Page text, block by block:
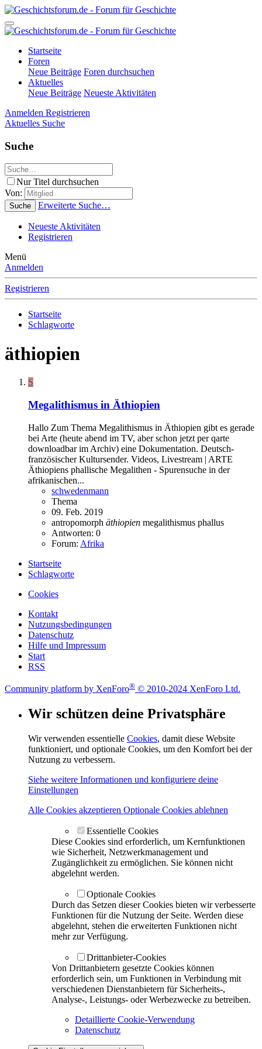
Startseite
Foren
Neue Beiträge Foren durchsuchen
Aktuelles
Neue Beiträge Neueste Aktivitäten
Anmelden Registrieren
Aktuelles Suche
Suche
Nur Titel durchsuchen
Von:
Suche Erweiterte Suche…
Neueste Aktivitäten
Registrieren
Menü
Anmelden
Registrieren
Startseite
Schlagworte
äthiopien
S
Megalithismus in Äthiopien
Hallo Zum Thema Megalithismus in Äthiopien gibt es gerade
bei Arte (heute abend im TV, aber schon jetzt per qarte
downloadbar im Archiv) eine Dokumentation. Deutsch-
französischer Kultursender. Videos, Livestream | ARTE
Äthiopiens phallische Megalithen - Spurensuche in der
afrikanischen...
schwedenmann
Thema
09. Feb. 2019
antropomorph äthiopien megalithismus phallus
Antworten: 0
Forum: Afrika
Startseite
Schlagworte
Cookies
Kontakt
Nutzungsbedingungen
Datenschutz
Hilfe und Impressum
Start
RSS
Community platform by XenForo® © 2010-2024 XenForo Ltd.
Wir schützen deine Privatsphäre
Wir verwenden essentielle Cookies, damit diese Website
funktioniert, und optionale Cookies, um den Komfort bei der
Nutzung zu verbessern.
Siehe weitere Informationen und konfiguriere deine
Einstellungen
Alle Cookies akzeptieren Optionale Cookies ablehnen
Essentielle Cookies
Diese Cookies sind erforderlich, um Kernfunktionen
wie Sicherheit, Netzwerkmanagement und
Zugänglichkeit zu ermöglichen. Sie können nicht
abgelehnt werden.
Optionale Cookies
Durch das Setzen dieser Cookies bieten wir verbesserte
Funktionen für die Nutzung der Seite. Werden diese
abgelehnt, stehen die erweiterten Funktionen nicht
mehr zur Verfügung.
Drittanbieter-Cookies
Von Drittanbietern gesetzte Cookies können
erforderlich sein, um Funktionen in Verbindung mit
verschiedenen Dienstanbietern für Sicherheits-,
Analyse-, Leistungs- oder Werbezwecke zu betreiben.
Detaillierte Cookie-Verwendung
Datenschutz